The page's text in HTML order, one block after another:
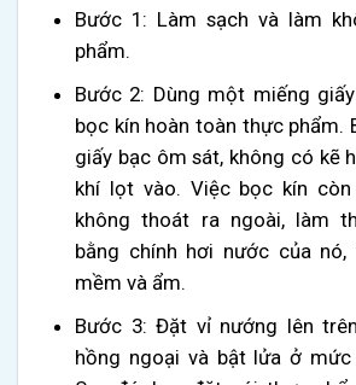
Bước 1: Làm sạch và làm
phẩm.
Bước 2: Dùng một miếng
bọc kín hoàn toàn thực phẩm.
giấy bạc ôm sát, không có kẽ
khí lọt vào. Việc bọc kín
không thoát ra ngoài, làm
bằng chính hơi nước của
mềm và ẩm.
Bước 3: Đặt vỉ nướng lên
hồng ngoại và bật lửa ở mức